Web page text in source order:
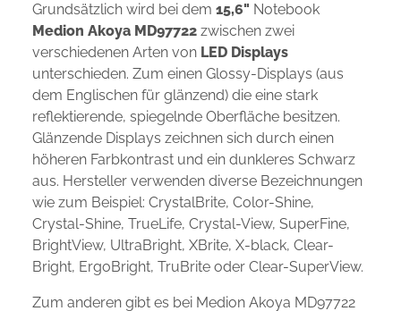
Grundsätzlich wird bei dem 15,6" Notebook
Medion Akoya MD97722 zwischen zwei
verschiedenen Arten von LED Displays
unterschieden. Zum einen Glossy-Displays (aus
dem Englischen für glänzend) die eine stark
reflektierende, spiegelnde Oberfläche besitzen.
Glänzende Displays zeichnen sich durch einen
höheren Farbkontrast und ein dunkleres Schwarz
aus. Hersteller verwenden diverse Bezeichnungen
wie zum Beispiel: CrystalBrite, Color-Shine,
Crystal-Shine, TrueLife, Crystal-View, SuperFine,
BrightView, UltraBright, XBrite, X-black, Clear-
Bright, ErgoBright, TruBrite oder Clear-SuperView.
Zum anderen gibt es bei Medion Akoya MD97722